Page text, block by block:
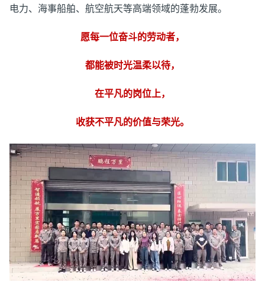
电力、海事船舶、航空航天等高端领域的蓬勃发展。
愿每一位奋斗的劳动者，
都能被时光温柔以待，
在平凡的岗位上，
收获不平凡的价值与荣光。